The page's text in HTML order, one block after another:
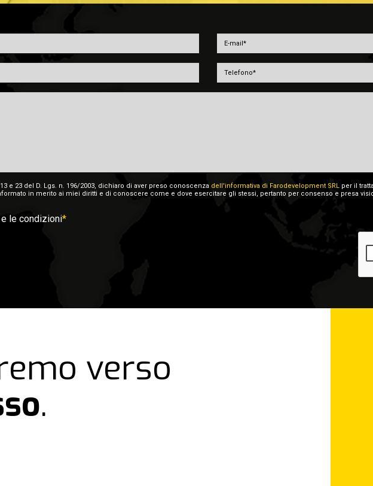
e 23 del D. Lgs. n. 196/2003, dichiaro di aver preso conoscenza dell'informativa di Farodevelopment SRL per il
in merito ai miei diritti e di conoscere come e dove esercitare gli stessi, pertanto per consenso e presa
le condizioni*
verso
.